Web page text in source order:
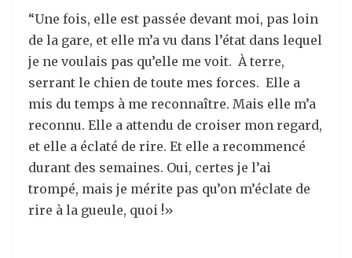
“Une fois, elle est passée devant moi, pas loin
de la gare, et elle m’a vu dans l’état dans lequel
je ne voulais pas qu’elle me voit. À terre,
serrant le chien de toute mes forces. Elle a
mis du temps à me reconnaître. Mais elle m’a
reconnu. Elle a attendu de croiser mon regard,
et elle a éclaté de rire. Et elle a recommencé
durant des semaines. Oui, certes je l’ai
trompé, mais je mérite pas qu’on m’éclate de
rire à la gueule, quoi !»